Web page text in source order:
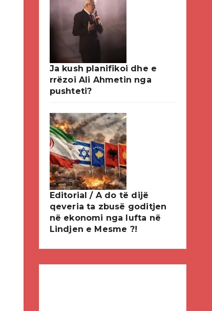
Ja kush planifikoi dhe e
rrëzoi Ali Ahmetin nga
pushteti?
Editorial / A do të dijë
qeveria ta zbusë goditjen
në ekonomi nga lufta në
Lindjen e Mesme ?!